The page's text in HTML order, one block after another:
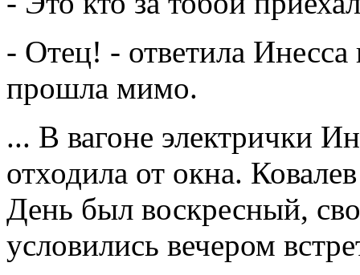
- Отец! - ответила Инесса
прошла мимо.
... В вагоне электрички
отходила от окна.
День был воскресный,
условились вечером